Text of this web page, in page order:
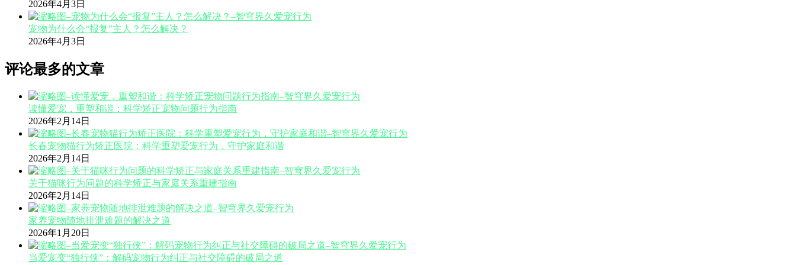
2026年4月3日
宠物为什么会“报复”主人？怎么解决？
2026年4月3日
评论最多的文章
读懂爱宠，重塑和谐：科学矫正宠物问题行为指南
2026年2月14日
长春宠物猫行为矫正医院：科学重塑爱宠行为，守护家庭和谐
2026年2月14日
关于猫咪行为问题的科学矫正与家庭关系重建指南
2026年2月14日
家养宠物随地排泄难题的解决之道
2026年1月20日
当爱宠变“独行侠”：解码宠物行为纠正与社交障碍的破局之道